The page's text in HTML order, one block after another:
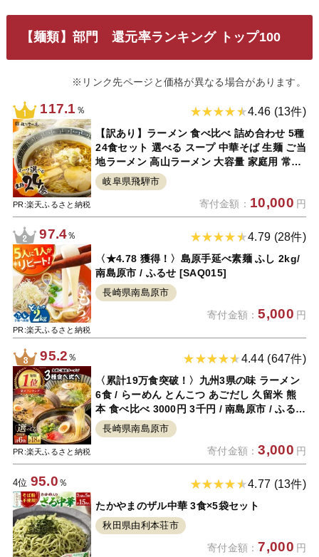
【麺類】部門 還元率ランキング トップ100
※リンク先ページと価格が異なる場合があります。
117.1 ％
PR:楽天ふるさと納税
4.46 (13件)
【訳あり】ラーメン 食べ比べ 詰め合わせ 5種
24食セット 選べる スープ 中華そば 生麺 ご当
地ラーメン 高山ラーメン 大容量 家庭用 常備
食 簡易包装 個包装 醤油 味噌 塩 飛騨牛 有名
店 麺の清水屋 [Q1882]10000円 1万円
岐阜県飛騨市
寄付金額： 10,000 円
97.4％
PR:楽天ふるさと納税
4.79 (28件)
〈★4.78 獲得！〉島原手延べ素麺 ふし 2kg/
南島原市 / ふるせ [SAQ015]
長崎県南島原市
寄付金額：5,000 円
95.2 ％
PR:楽天ふるさと納税
4.44 (647件)
〈累計19万食突破！〉九州3県の味 ラーメン
6食 / らーめん とんこつ あごだし 久留米 熊
本 食べ比べ 3000円 3千円 / 南島原市 / ふるせ
[SAQ042]
長崎県南島原市
寄付金額：3,000 円
4位 95.0 ％ 4.77 (13件)
たかやまのザル中華 3食×5袋セット
秋田県由利本荘市
寄付金額： 7,000 円